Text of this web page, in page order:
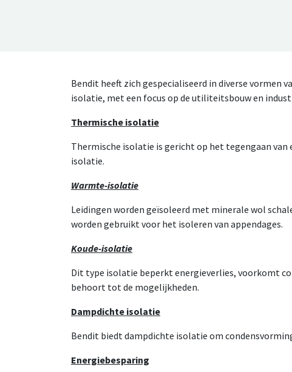
Bendit heeft zich gespecialiseerd in diverse vormen
isolatie, met een focus op de utiliteitsbouw en
Thermische isolatie
Thermische isolatie is gericht op het tegengaan
isolatie.
Warmte-isolatie
Leidingen worden geïsoleerd met minerale wol
worden gebruikt voor het isoleren van appendages.
Koude-isolatie
Dit type isolatie beperkt energieverlies, voorkomt
behoort tot de mogelijkheden.
Dampdichte isolatie
Bendit biedt dampdichte isolatie om
Energiebesparing